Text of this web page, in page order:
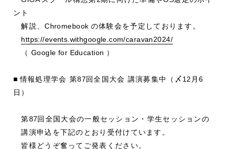
ント
解説、Chromebook の体験会を予定しております。
https://events.withgoogle.com/caravan2024/
（ Google for Education ）
■情報処理学会 第87回全国大会 講演募集中（〆12 月6
日）
第87回全国大会の一般セッション・学生セッションの
講演申込を下記のとおり受付けています。
皆様どうぞ奮ってご発表ください。